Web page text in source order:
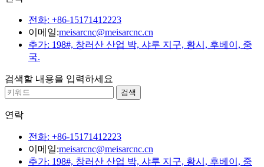
전화: +86-15171412223
이메일:meisarcnc@meisarcnc.cn
추가: 198#, 창러산 산업 박, 샤루 지구, 황시, 후베이, 중
국.
검색할 내용을 입력하세요
연락
전화: +86-15171412223
이메일:meisarcnc@meisarcnc.cn
추가: 198#, 창러산 산업 박, 샤루 지구, 황시, 후베이, 중